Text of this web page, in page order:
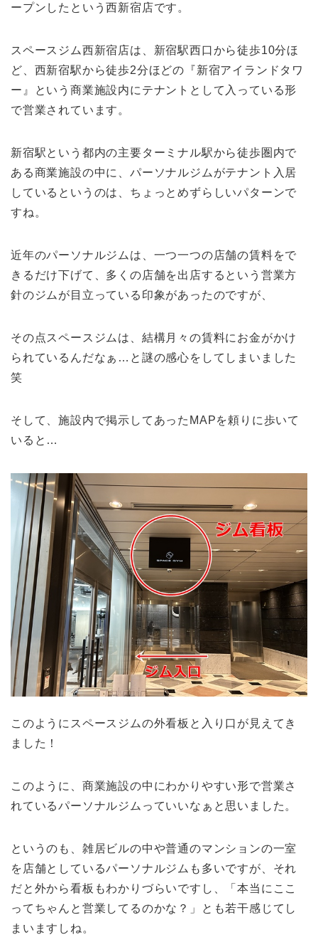
ープンしたという西新宿店です。
スペースジム西新宿店は、新宿駅西口から徒歩10分ほ
ど、西新宿駅から徒歩2分ほどの『新宿アイランドタワ
ー』という商業施設内にテナントとして入っている形
で営業されています。
新宿駅という都内の主要ターミナル駅から徒歩圏内で
ある商業施設の中に、パーソナルジムがテナント入居
しているというのは、ちょっとめずらしいパターンで
すね。
近年のパーソナルジムは、一つ一つの店舗の賃料をで
きるだけ下げて、多くの店舗を出店するという営業方
針のジムが目立っている印象があったのですが、
その点スペースジムは、結構月々の賃料にお金がかけ
られているんだなぁ…と謎の感心をしてしまいました
笑
そして、施設内で掲示してあったMAPを頼りに歩いて
いると…
このようにスペースジムの外看板と入り口が見えてき
ました！
このように、商業施設の中にわかりやすい形で営業さ
れているパーソナルジムっていいなぁと思いました。
というのも、雑居ビルの中や普通のマンションの一室
を店舗としているパーソナルジムも多いですが、それ
だと外から看板もわかりづらいですし、「本当にここ
ってちゃんと営業してるのかな？」とも若干感じてし
まいますしね。